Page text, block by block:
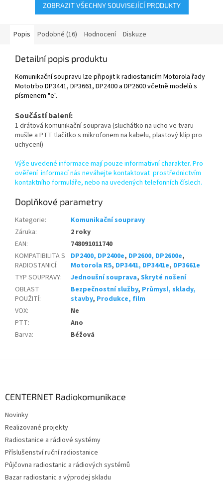
ZOBRAZIT VŠECHNY SOUVISEJÍCÍ PRODUKTY
Popis Podobné (16) Hodnocení Diskuze
Detailní popis produktu
Komunikační soupravu lze připojit k radiostanicím Motorola řady
Mototrbo DP3441, DP3661, DP2400 a DP2600 včetně modelů s
písmenem "e".
Součástí balení:
1 drátová komunikační souprava (sluchátko na ucho ve tvaru
mušle a PTT tlačítko s mikrofonem na kabelu, plastový klip pro
uchycení)
Výše uvedené informace mají pouze informativní charakter. Pro
ověření informací nás neváhejte kontaktovat prostřednictvím
kontaktního formuláře, nebo na uvedených telefonních číslech.
Doplňkové parametry
Kategorie:
Komunikační soupravy
Záruka:
2 roky
EAN:
748091011740
KOMPATIBILITA S
RADIOSTANICÍ:
DP2400, DP2400e, DP2600, DP2600e,
Motorola R5, DP3441, DP3441e, DP3661e
TYP SOUPRAVY: Jednoušní souprava, Skryté nošení
OBLAST
POUŽITÍ:
Bezpečnostní služby, Průmysl, sklady,
stavby, Produkce, film
VOX:
Ne
PTT:
Ano
Barva: Béžová
CENTERNET Radiokomunikace
Novinky
Realizované projekty
Radiostanice a rádiové systémy
Příslušenství ruční radiostanice
Půjčovna radiostanic a rádiových systémů
Bazar radiostanic a výprodej skladu